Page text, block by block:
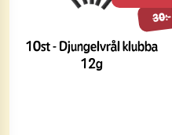
10st - Djungelvrål klubba
12g
30:-